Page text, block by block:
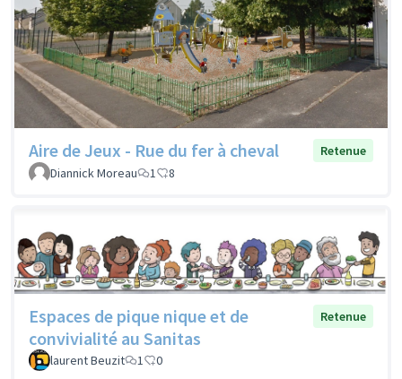
Aire de Jeux - Rue du fer à cheval
Retenue
Diannick Moreau
1 8
Espaces de pique nique et de
convivialité au Sanitas
Retenue
laurent Beuzit 1 0